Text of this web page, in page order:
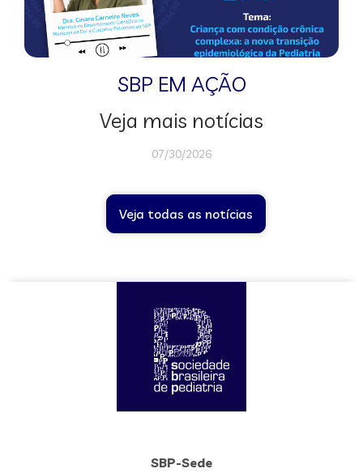
SBP EM AÇÃO
Veja mais notícias
07/30/2026
Veja todas as notícias
SBP-Sede